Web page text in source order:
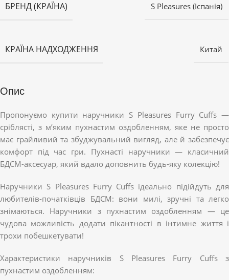
БРЕНД (КРАЇНА) S Pleasures (Іспанія)
КРАЇНА НАДХОДЖЕННЯ Китай
Опис
Пропонуємо купити наручники S Pleasures Furry Cuffs —
сріблясті, з м’яким пухнастим оздобленням, яке не просто
має грайливий та збуджувальний вигляд, але й забезпечує
комфорт під час гри. Пухнасті наручники — класичний
БДСМ-аксесуар, який вдало доповнить будь-яку колекцію!
Наручники S Pleasures Furry Cuffs ідеально підійдуть для
любителів-початківців БДСМ: вони милі, зручні та легко
знімаються. Наручники з пухнастим оздобленням — це
чудова можливість додати пікантності в інтимне життя і
трохи побешкетувати!
Характеристики наручників S Pleasures Furry Cuffs з
пухнастим оздобленням: